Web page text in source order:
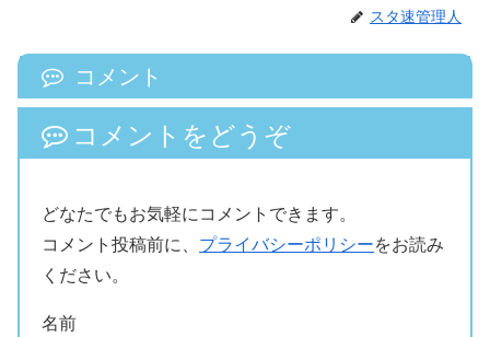
スタ速管理人
コメント
コメントをどうぞ
どなたでもお気軽にコメントできます。
コメント投稿前に、 プライバシーポリシーをお読み
ください。
名前